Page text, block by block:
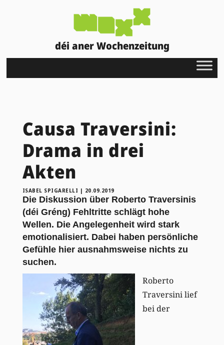
déi aner Wochenzeitung
Causa Traversini:
Drama in drei
Akten
ISABEL SPIGARELLI | 20.09.2019
Die Diskussion über Roberto Traversinis
(déi Gréng) Fehltritte schlägt hohe
Wellen. Die Angelegenheit wird stark
emotionalisiert. Dabei haben persönliche
Gefühle hier ausnahmsweise nichts zu
suchen.
Roberto
Traversini lief
bei der